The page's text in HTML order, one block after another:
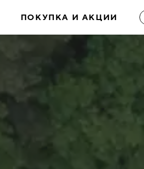
ПОКУПКА И АКЦИИ